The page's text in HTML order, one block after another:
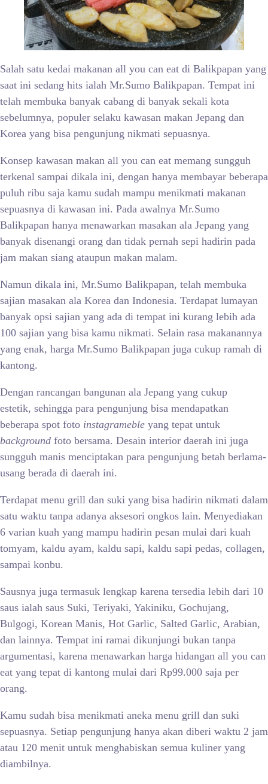
Salah satu kedai makanan all you can eat di Balikpapan yang
saat ini sedang hits ialah Mr.Sumo Balikpapan. Tempat ini
telah membuka banyak cabang di banyak sekali kota
sebelumnya, populer selaku kawasan makan Jepang dan
Korea yang bisa pengunjung nikmati sepuasnya.
Konsep kawasan makan all you can eat memang sungguh
terkenal sampai dikala ini, dengan hanya membayar beberapa
puluh ribu saja kamu sudah mampu menikmati makanan
sepuasnya di kawasan ini. Pada awalnya Mr.Sumo
Balikpapan hanya menawarkan masakan ala Jepang yang
banyak disenangi orang dan tidak pernah sepi hadirin pada
jam makan siang ataupun makan malam.
Namun dikala ini, Mr.Sumo Balikpapan, telah membuka
sajian masakan ala Korea dan Indonesia. Terdapat lumayan
banyak opsi sajian yang ada di tempat ini kurang lebih ada
100 sajian yang bisa kamu nikmati. Selain rasa makanannya
yang enak, harga Mr.Sumo Balikpapan juga cukup ramah di
kantong.
Dengan rancangan bangunan ala Jepang yang cukup
estetik, sehingga para pengunjung bisa mendapatkan
beberapa spot foto instagrameble yang tepat untuk
background foto bersama. Desain interior daerah ini juga
sungguh manis menciptakan para pengunjung betah berlama-
usang berada di daerah ini.
Terdapat menu grill dan suki yang bisa hadirin nikmati dalam
satu waktu tanpa adanya aksesori ongkos lain. Menyediakan
6 varian kuah yang mampu hadirin pesan mulai dari kuah
tomyam, kaldu ayam, kaldu sapi, kaldu sapi pedas, collagen,
sampai konbu.
Sausnya juga termasuk lengkap karena tersedia lebih dari 10
saus ialah saus Suki, Teriyaki, Yakiniku, Gochujang,
Bulgogi, Korean Manis, Hot Garlic, Salted Garlic, Arabian,
dan lainnya. Tempat ini ramai dikunjungi bukan tanpa
argumentasi, karena menawarkan harga hidangan all you can
eat yang tepat di kantong mulai dari Rp99.000 saja per
orang.
Kamu sudah bisa menikmati aneka menu grill dan suki
sepuasnya. Setiap pengunjung hanya akan diberi waktu 2 jam
atau 120 menit untuk menghabiskan semua kuliner yang
diambilnya.